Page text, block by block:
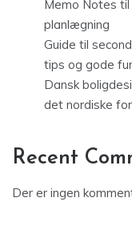
Memo Notes
planlægning
Guide til
tips og gode
Dansk
det nordiske
Recent
Der er ingen